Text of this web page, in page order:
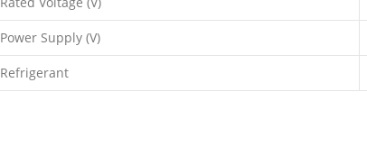
Power Supply (V)
Refrigerant